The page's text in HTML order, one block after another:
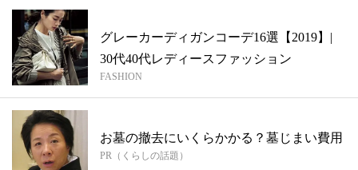
グレーカーディガンコーデ16選【2019】|
30代40代レディースファッション
FASHION
お墓の撤去にいくらかかる？墓じまい費用
PR（くらしの話題）